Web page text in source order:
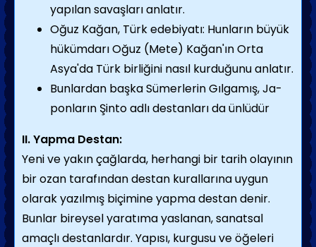
yapılan savaşları anlatır.
Oğuz Kağan, Türk edebiyatı: Hunların bü­yük
hükümdarı Oğuz (Mete) Kağan'ın Orta
Asya'da Türk birliği­ni nasıl kurduğunu anlatır.
Bunlardan başka Sümerlerin Gılgamış, Ja­
ponların Şinto adlı destanları da ünlüdür
II. Yapma Destan:
Yeni ve yakın çağlarda, herhangi bir tarih olayının
bir ozan tarafından destan kurallarına uy­gun
olarak yazılmış biçimine yapma destan denir.
Bunlar bireysel yaratıma yaslanan, sanatsal
amaçlı destanlardır. Yapısı, kurgusu ve öğeleri